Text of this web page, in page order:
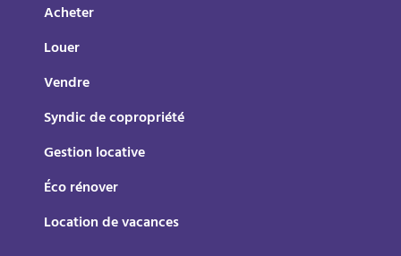
Acheter
Louer
Vendre
Syndic de copropriété
Gestion locative
Éco rénover
Location de vacances